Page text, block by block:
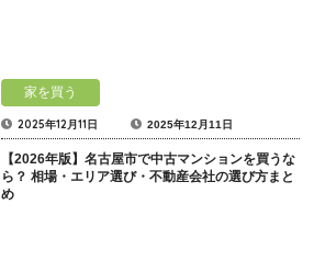
家を買う
2025年12月11日 2025年12月11日
【2026年版】名古屋市で中古マンションを買うな
ら？ 相場・エリア選び・不動産会社の選び方まと
め